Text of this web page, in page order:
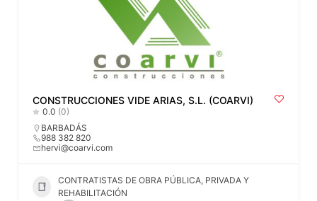
CONSTRUCCIONES VIDE ARIAS, S.L. (COARVI)
0.0 (0)
BARBADÁS
988 382 820
hervi@coarvi.com
CONTRATISTAS DE OBRA PÚBLICA, PRIVADA Y
REHABILITACIÓN